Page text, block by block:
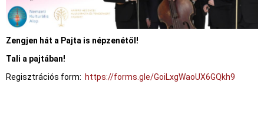
Zengjen hát a Pajta is népzenétől!
Tali a pajtában!
Regisztrációs form: https://forms.gle/GoiLxgWaoUX6GQkh9